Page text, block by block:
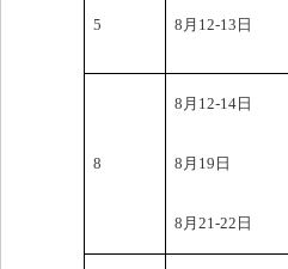
5 8月12-13日
8
8月12-14日
8月19日
8月21-22日